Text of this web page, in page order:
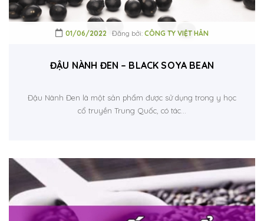
01/06/2022 Đăng bởi: CÔNG TY VIỆT HÂN
ĐẬU NÀNH ĐEN – BLACK SOYA BEAN
Đậu Nành Đen là một sản phẩm được sử dụng trong y học
cổ truyền Trung Quốc, có tác...